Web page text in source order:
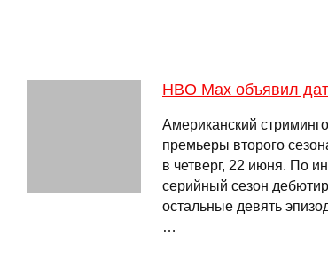
HBO Max объявил
Американский
премьеры второго
в четверг, 22 июня. По
серийный сезон
остальные девять
…